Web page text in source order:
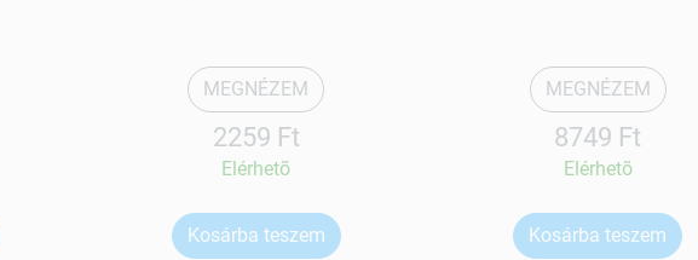
MEGNÉZEM
2259 Ft
Elérhetõ
Kosárba teszem
MEGNÉZEM
8749 Ft
Elérhetõ
Kosárba teszem